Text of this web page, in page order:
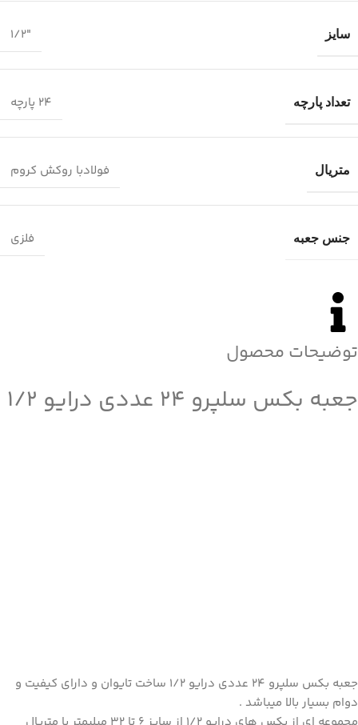
توضیحات محصول
جعبه بکس سلپرو 24 عددی درایو 1/2
جعبه بکس سلپرو 24 عددی درایو 1/2 ساخت تایوان و دارای کیفیت و
دوام بسیار بالا میباشد .
سایز 1/2″
تعداد پارچه 24 پارچه
متریال فولادبا روکش کروم
جنس جعبه فلزی